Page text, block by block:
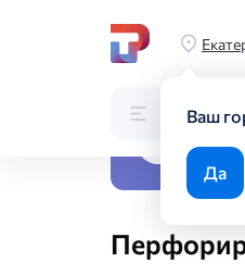
Ваш
Да
Каталог
Главная Каталог